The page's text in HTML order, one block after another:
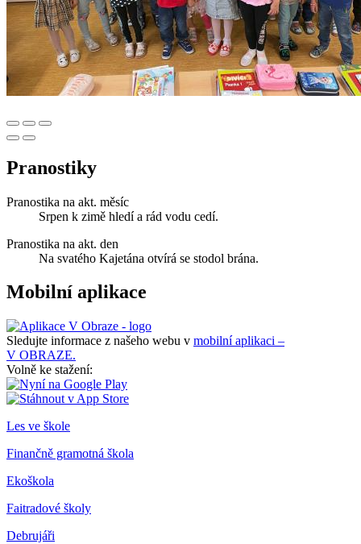
Pranostiky
Pranostika na akt. měsíc
Srpen k zimě hledí a rád vodu cedí.
Pranostika na akt. den
Na svatého Kajetána otvírá se stodol brána.
Mobilní aplikace
Sledujte informace z našeho webu v mobilní aplikaci –
V OBRAZE.
Volně ke stažení:
Les ve škole
Finančně gramotná škola
Ekoškola
Faitradové školy
Debrujáři